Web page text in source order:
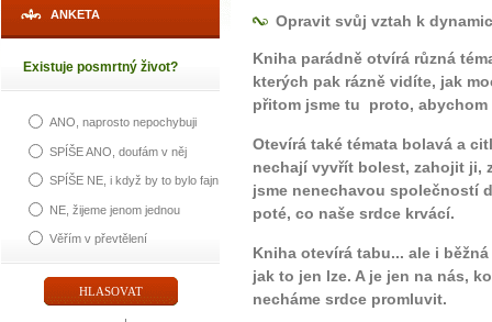
ANKETA
Existuje posmrtný život?
ANO, naprosto nepochybuji
SPÍŠE ANO, doufám v něj
SPÍŠE NE, i když by to bylo fajn
NE, žijeme jenom jednou
Věřím v převtělení
Opravit svůj vztah k
Kniha parádně otvírá různá
kterých pak rázně vidíte, jak
přitom jsme tu proto, abychom
Otevírá také témata bolavá a
nechají vyvřít bolest, zahojit ji,
jsme nenechavou společností
poté, co naše srdce krvácí.
Kniha otevírá tabu... ale i
jak to jen lze. A je jen na nás,
necháme srdce promluvit.